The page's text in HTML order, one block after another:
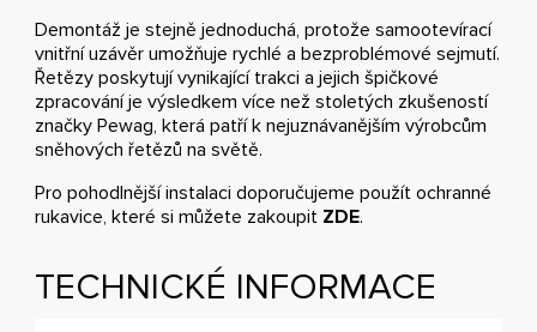
Demontáž je stejně jednoduchá, protože samootevírací
vnitřní uzávěr umožňuje rychlé a bezproblémové sejmutí.
Řetězy poskytují vynikající trakci a jejich špičkové
zpracování je výsledkem více než stoletých zkušeností
značky Pewag, která patří k nejuznávanějším výrobcům
sněhových řetězů na světě.
Pro pohodlnější instalaci doporučujeme použít ochranné
rukavice, které si můžete zakoupit ZDE.
TECHNICKÉ INFORMACE